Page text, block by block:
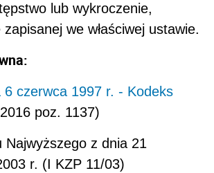
lub wykroczenie,
we właściwej ustawie.
6 czerwca 1997 r. - Kodeks
poz. 1137)
Najwyższego z dnia 21
r. (I KZP 11/03)